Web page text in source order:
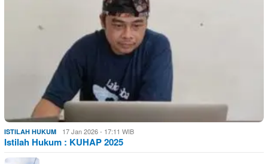
ISTILAH HUKUM 17 Jan 2026 - 17:11 WIB
Istilah Hukum : KUHAP 2025